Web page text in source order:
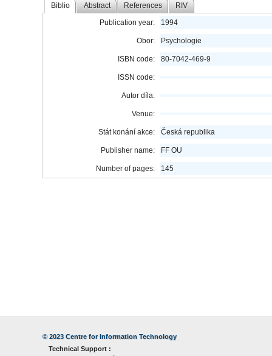
Biblio Abstract References RIV
Publication year: 1994
Obor: Psychologie
ISBN code: 80-7042-469-9
ISSN code:
Autor díla:
Venue:
Stát konání akce: Česká republika
Publisher name: FF OU
Number of pages: 145
© 2023 Centre for Information Technology
Technical Support :